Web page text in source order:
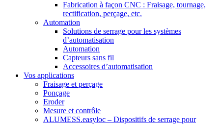
Fabrication à façon CNC : Fraisage, tournage,
rectification, perçage, etc.
Automation
Solutions de serrage pour les systèmes
d’automatisation
Automation
Capteurs sans fil
Accessoires d’automatisation
Vos applications
Fraisage et perçage
Ponçage
Eroder
Mesure et contrôle
ALUMESS.easyloc – Dispositifs de serrage pour